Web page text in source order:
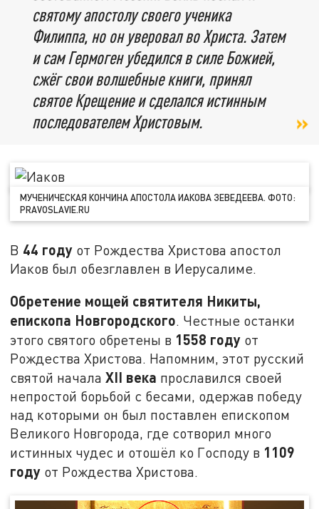
святому апостолу своего ученика
Филиппа, но он уверовал во Христа. Затем
и сам Гермоген убедился в силе Божией,
сжёг свои волшебные книги, принял
святое Крещение и сделался истинным
последователем Христовым.
МУЧЕНИЧЕСКАЯ КОНЧИНА АПОСТОЛА ИАКОВА ЗЕВЕДЕЕВА. ФОТО:
PRAVOSLAVIE.RU
В 44 году от Рождества Христова апостол
Иаков был обезглавлен в Иерусалиме.
Обретение мощей святителя Никиты,
епископа Новгородского. Честные останки
этого святого обретены в 1558 году от
Рождества Христова. Напомним, этот русский
святой началаXII века прославился своей
непростой борьбой с бесами, одержав победу
над которыми он был поставлен епископом
Великого Новгорода, где сотворил много
истинных чудес и отошёл ко Господу в 1109
году от Рождества Христова.